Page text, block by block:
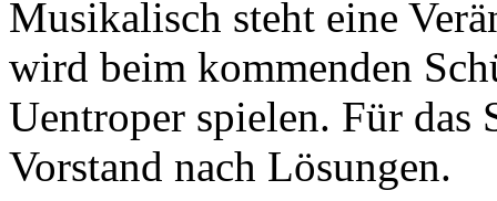
Musikalisch steht eine
wird beim kommenden
Uentroper spielen. Für das
Vorstand nach Lösungen.